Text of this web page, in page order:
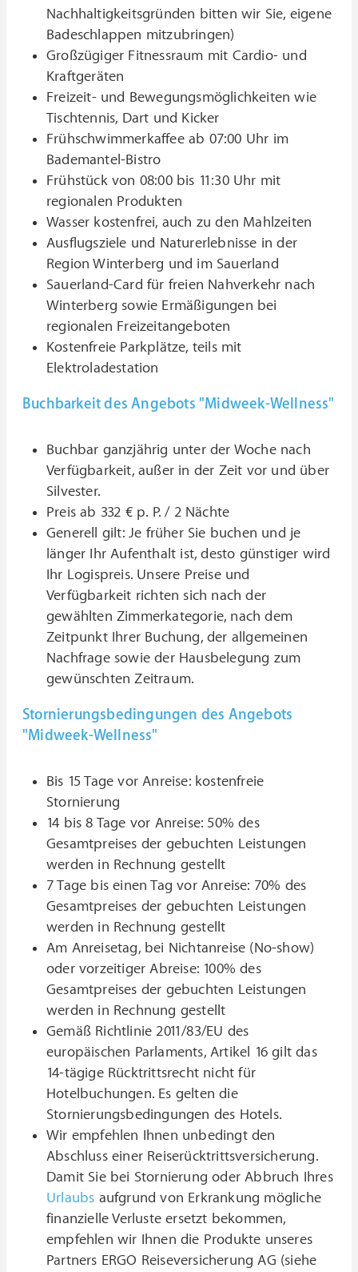
Nachhaltigkeitsgründen bitten wir Sie, eigene
Badeschlappen mitzubringen)
Großzügiger Fitnessraum mit Cardio- und
Kraftgeräten
Freizeit- und Bewegungsmöglichkeiten wie
Tischtennis, Dart und Kicker
Frühschwimmerkaffee ab 07:00 Uhr im
Bademantel-Bistro
Frühstück von 08:00 bis 11:30 Uhr mit
regionalen Produkten
Wasser kostenfrei, auch zu den Mahlzeiten
Ausflugsziele und Naturerlebnisse in der
Region Winterberg und im Sauerland
Sauerland-Card für freien Nahverkehr nach
Winterberg sowie Ermäßigungen bei
regionalen Freizeitangeboten
Kostenfreie Parkplätze, teils mit
Elektroladestation
Buchbarkeit des Angebots "Midweek-Wellness"
Buchbar ganzjährig unter der Woche nach
Verfügbarkeit, außer in der Zeit vor und über
Silvester.
Preis ab 332 € p. P. / 2 Nächte
Generell gilt: Je früher Sie buchen und je
länger Ihr Aufenthalt ist, desto günstiger wird
Ihr Logispreis. Unsere Preise und
Verfügbarkeit richten sich nach der
gewählten Zimmerkategorie, nach dem
Zeitpunkt Ihrer Buchung, der allgemeinen
Nachfrage sowie der Hausbelegung zum
gewünschten Zeitraum.
Stornierungsbedingungen des Angebots
"Midweek-Wellness"
Bis 15 Tage vor Anreise: kostenfreie
Stornierung
14 bis 8 Tage vor Anreise: 50% des
Gesamtpreises der gebuchten Leistungen
werden in Rechnung gestellt
7 Tage bis einen Tag vor Anreise: 70% des
Gesamtpreises der gebuchten Leistungen
werden in Rechnung gestellt
Am Anreisetag, bei Nichtanreise (No-show)
oder vorzeitiger Abreise: 100% des
Gesamtpreises der gebuchten Leistungen
werden in Rechnung gestellt
Gemäß Richtlinie 2011/83/EU des
europäischen Parlaments, Artikel 16 gilt das
14-tägige Rücktrittsrecht nicht für
Hotelbuchungen. Es gelten die
Stornierungsbedingungen des Hotels.
Wir empfehlen Ihnen unbedingt den
Abschluss einer Reiserücktrittsversicherung.
Damit Sie bei Stornierung oder Abbruch Ihres
Urlaubs aufgrund von Erkrankung mögliche
finanzielle Verluste ersetzt bekommen,
empfehlen wir Ihnen die Produkte unseres
Partners ERGO Reiseversicherung AG (siehe